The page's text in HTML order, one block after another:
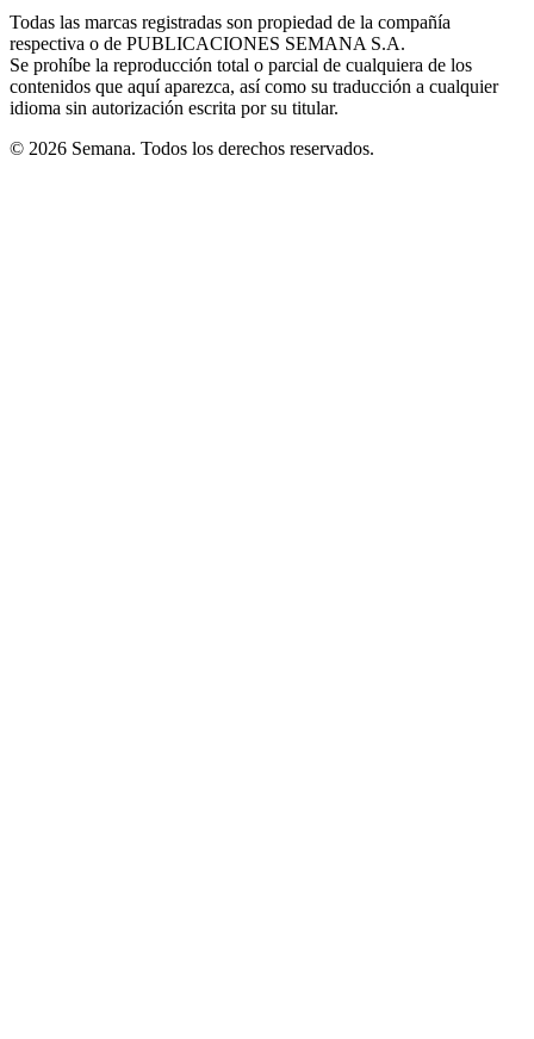
windowwindowwindow
new
window
Todas las marcas registradas son propiedad de la compañía
respectiva o de PUBLICACIONES SEMANA S.A.
Se prohíbe la reproducción total o parcial de cualquiera de los
contenidos que aquí aparezca, así como su traducción a cualquier
idioma sin autorización escrita por su titular.
© 2026 Semana. Todos los derechos reservados.